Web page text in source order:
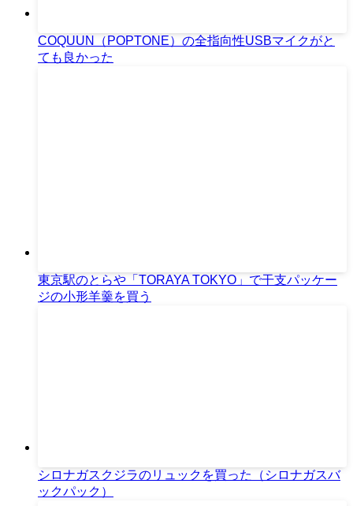
COQUUN（POPTONE）の全指向性USBマイクがと
ても良かった
東京駅のとらや「TORAYA TOKYO」で干支パッケー
ジの小形羊羹を買う
シロナガスクジラのリュックを買った（シロナガスバ
ックパック）